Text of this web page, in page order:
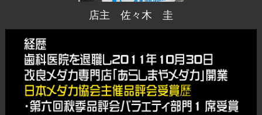
店主 佐々木 圭